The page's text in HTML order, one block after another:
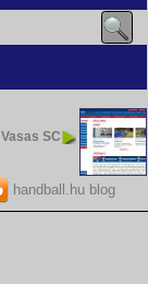
Vasas SC
handball.hu blog